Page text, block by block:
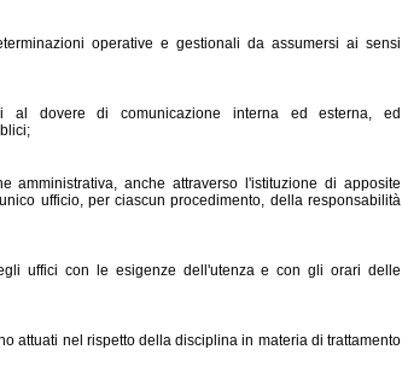
operative e gestionali da assumersi ai sensi
al dovere di comunicazione interna ed esterna, ed
amministrativa, anche attraverso l'istituzione di apposite
ufficio, per ciascun procedimento, della responsabilità
uffici con le esigenze dell'utenza e con gli orari delle
attuati nel rispetto della disciplina in materia di trattamento